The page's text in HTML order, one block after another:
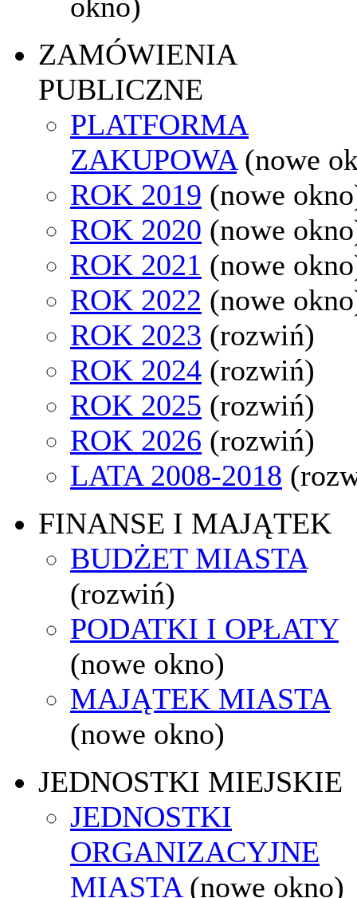
ZAMÓWIENIA
PUBLICZNE
PLATFORMA
ZAKUPOWA (nowe
ROK 2019 (nowe
ROK 2020 (nowe
ROK 2021 (nowe
ROK 2022 (nowe
ROK 2023 (rozwiń)
ROK 2024 (rozwiń)
ROK 2025 (rozwiń)
ROK 2026 (rozwiń)
LATA 2008-2018
FINANSE I MAJĄTEK
BUDŻET MIASTA
(rozwiń)
PODATKI I OPŁATY
(nowe okno)
MAJĄTEK MIASTA
(nowe okno)
JEDNOSTKI MIEJSKIE
JEDNOSTKI
ORGANIZACYJNE
MIASTA (nowe okno)